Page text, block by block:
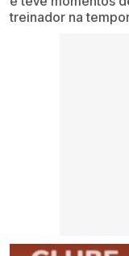
treinador na